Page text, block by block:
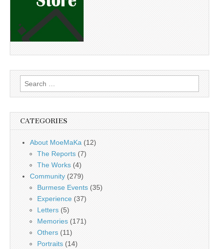
Search
for:
CATEGORIES
About MoeMaKa (12)
The Reports (7)
The Works (4)
Community (279)
Burmese Events (35)
Experience (37)
Letters (5)
Memories (171)
Others (11)
Portraits (14)